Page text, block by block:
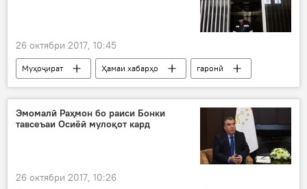
26 октябри 2017, 10:45
Муҳоҷират Ҳамаи хабарҳо
гаронӣ
патент
арзиш Дар Русия
Эмомалӣ Раҳмон бо раиси Бонки
тавсеъаи Осиёӣ мулоқот кард
26 октябри 2017, 10:26